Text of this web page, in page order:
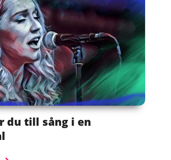
du till sång i en